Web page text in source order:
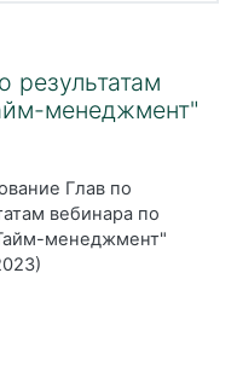
результатам
менеджмент"
Глав по
вебинара по
менеджмент"